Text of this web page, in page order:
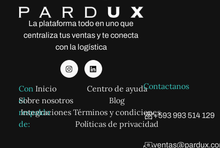
La plataforma todo en uno que
centraliza tus ventas y te conecta
con la logística
Con
el
respaldo
de:
Inicio
Sobre nosotros
Integraciones
Centro de ayuda
Blog
Términos y condiciones
Políticas de privacidad
Contactanos
+593 993 514 129